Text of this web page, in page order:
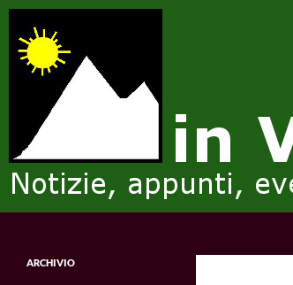
Vai
contenuto
Notizie, appunti, eventi, ricordi e
ARCHIVIO